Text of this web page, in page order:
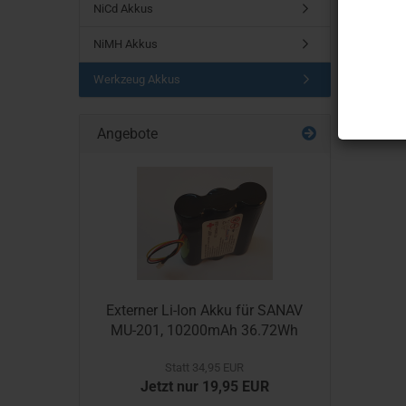
NiCd Akkus
NiMH Akkus
Werkzeug Akkus
Angebote
Externer Li-Ion Akku für SANAV
MU-201, 10200mAh 36.72Wh
Statt 34,95 EUR
Jetzt nur 19,95 EUR